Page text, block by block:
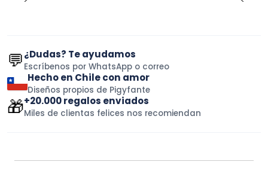
💬¿Dudas? Te ayudamos
Escríbenos por WhatsApp o correo
Hecho en Chile con amor
Diseños propios de Pigyfante
🎁+20.000 regalos enviados
Miles de clientas felices nos recomiendan